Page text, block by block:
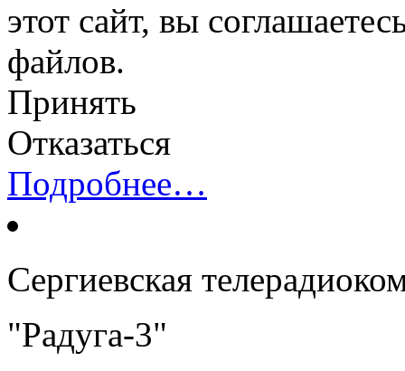
этот сайт, вы
файлов.
Принять
Отказаться
Подробнее…
Сергиевская
"Радуга-3"